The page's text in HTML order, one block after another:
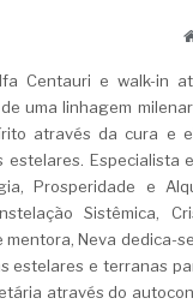
Centauri e walk-in
uma linhagem
através da cura e
Especialista
Prosperidade e
Sistêmica,
Neva dedica-
estelares e terranas
através do